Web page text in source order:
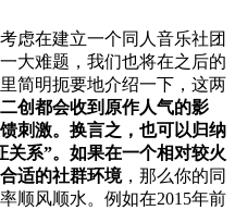
虑在建立一个同人音乐社团
大难题，我们也将在之后的
简明扼要地介绍一下，这两
创都会收到原作人气的影
刺激。 换言之，也可以归纳
关系”。如果在一个相对较火
适的社群环境，那么你的同
顺风顺水。例如在2015年前